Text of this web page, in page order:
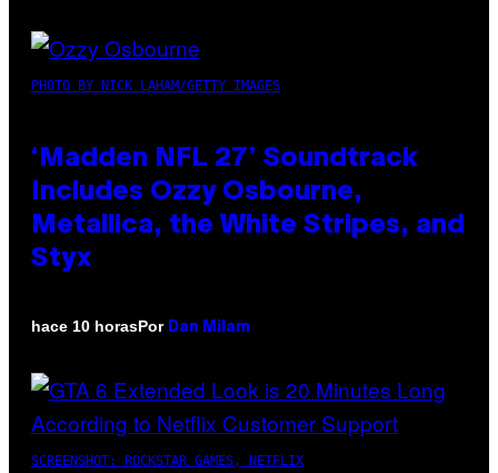
PHOTO BY NICK LAHAM/GETTY IMAGES
‘Madden NFL 27’ Soundtrack
Includes Ozzy Osbourne,
Metallica, the White Stripes, and
Styx
hace 10 horasPor Dan Milam
SCREENSHOT: ROCKSTAR GAMES, NETFLIX